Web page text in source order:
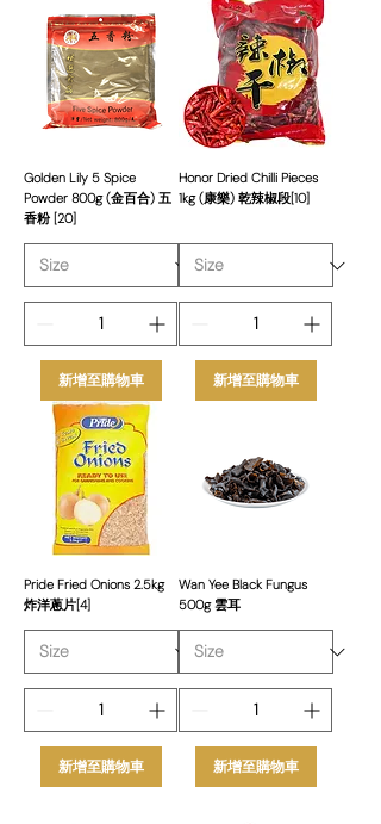
Golden Lily 5 Spice
Powder 800g (金百合) 五
香粉 [20]
新增至購物車
Honor Dried Chilli Pieces
1kg (康樂) 乾辣椒段[10]
新增至購物車
Pride Fried Onions 2.5kg
炸洋蔥片[4]
新增至購物車
Wan Yee Black Fungus
500g 雲耳
新增至購物車